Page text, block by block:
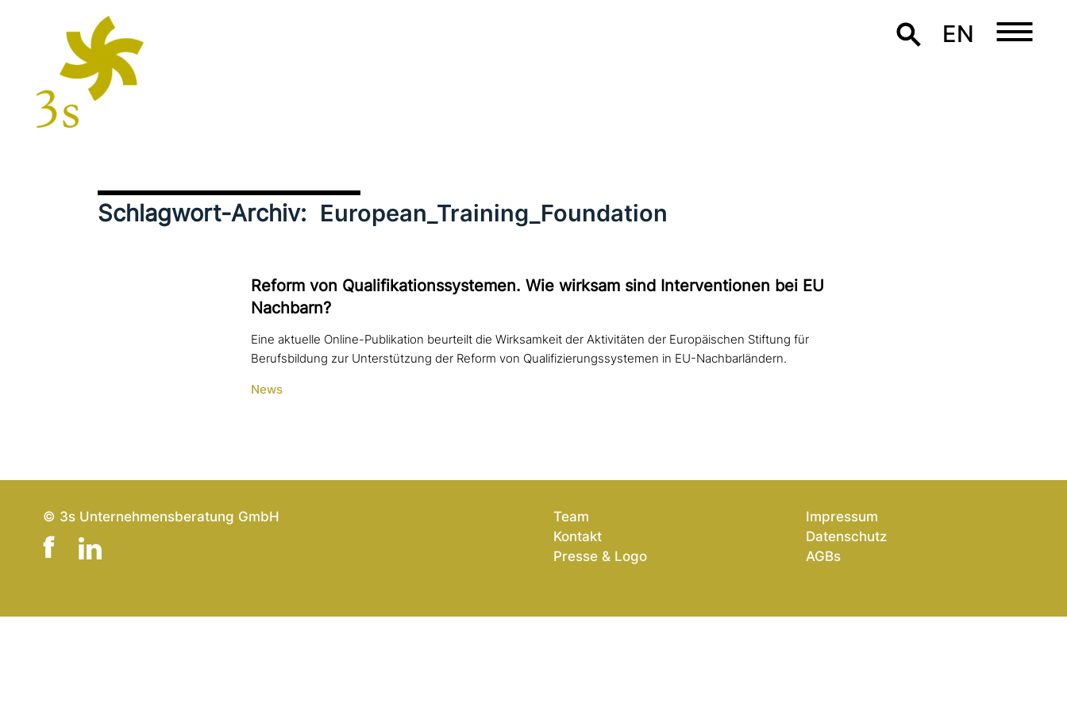
EN
Schlagwort-Archiv: European_Training_Foundation
Reform von Qualifikationssystemen. Wie wirksam sind Interventionen bei EU
Nachbarn?
Eine aktuelle Online-Publikation beurteilt die Wirksamkeit der Aktivitäten der Europäischen Stiftung für
Berufsbildung zur Unterstützung der Reform von Qualifizierungssystemen in EU-Nachbarländern.
News
© 3s Unternehmensberatung GmbH
Team
Kontakt
Presse & Logo
Impressum
Datenschutz
AGBs